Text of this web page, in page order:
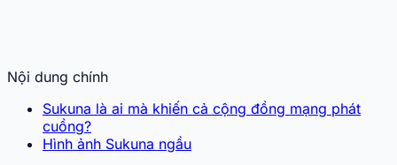
Nội dung chính
Sukuna là ai mà khiến cả cộng đồng mạng phát
cuồng?
Hình ảnh Sukuna ngầu